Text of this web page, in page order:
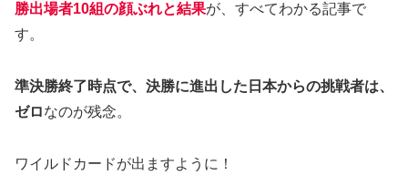
勝出場者10組の顔ぶれと結果が、すべてわかる記事で
す。
準決勝終了時点で、決勝に進出した日本からの挑戦者は、
ゼロなのが残念。
ワイルドカードが出ますように！